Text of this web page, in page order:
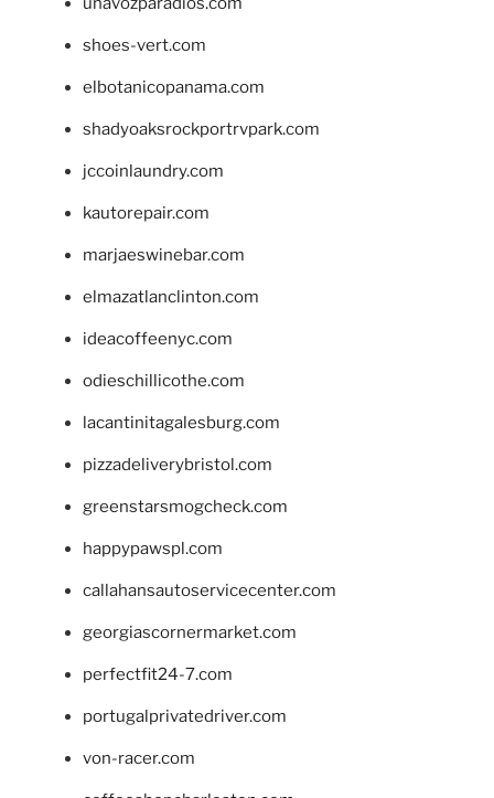
shoes-vert.com
elbotanicopanama.com
shadyoaksrockportrvpark.com
jccoinlaundry.com
kautorepair.com
marjaeswinebar.com
elmazatlanclinton.com
ideacoffeenyc.com
odieschillicothe.com
lacantinitagalesburg.com
pizzadeliverybristol.com
greenstarsmogcheck.com
happypawspl.com
callahansautoservicecenter.com
georgiascornermarket.com
perfectfit24-7.com
portugalprivatedriver.com
von-racer.com